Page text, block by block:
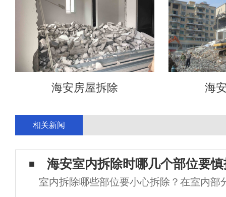
海安房屋拆除 海
相关新闻
海安室内拆除时哪几个部位要
室内拆除哪些部位要小心拆除？在室内部